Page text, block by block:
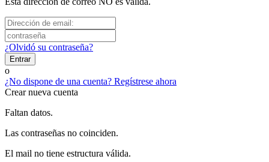
¿Olvidó su contraseña?
Entrar
o
¿No dispone de una cuenta? Regístrese ahora
Crear nueva cuenta
Faltan datos.
Las contraseñas no coinciden.
El mail no tiene estructura válida.